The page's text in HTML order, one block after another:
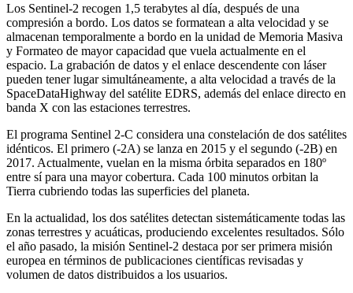
Los Sentinel-2 recogen 1,5 terabytes al día, después de una
compresión a bordo. Los datos se formatean a alta velocidad y se
almacenan temporalmente a bordo en la unidad de Memoria Masiva
y Formateo de mayor capacidad que vuela actualmente en el
espacio. La grabación de datos y el enlace descendente con láser
pueden tener lugar simultáneamente, a alta velocidad a través de la
SpaceDataHighway del satélite EDRS, además del enlace directo en
banda X con las estaciones terrestres.
El programa Sentinel 2-C considera una constelación de dos satélites
idénticos. El primero (-2A) se lanza en 2015 y el segundo (-2B) en
2017. Actualmente, vuelan en la misma órbita separados en 180º
entre sí para una mayor cobertura. Cada 100 minutos orbitan la
Tierra cubriendo todas las superficies del planeta.
En la actualidad, los dos satélites detectan sistemáticamente todas las
zonas terrestres y acuáticas, produciendo excelentes resultados. Sólo
el año pasado, la misión Sentinel-2 destaca por ser primera misión
europea en términos de publicaciones científicas revisadas y
volumen de datos distribuidos a los usuarios.